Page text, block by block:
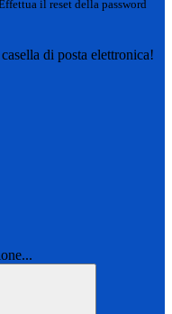
il reset della password
di posta elettronica!